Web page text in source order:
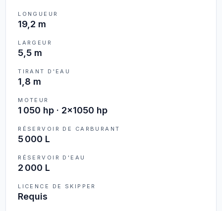
LONGUEUR
19,2 m
LARGEUR
5,5 m
TIRANT D'EAU
1,8 m
MOTEUR
1 050 hp · 2x1050 hp
RÉSERVOIR DE CARBURANT
5 000 L
RÉSERVOIR D'EAU
2 000 L
LICENCE DE SKIPPER
Requis